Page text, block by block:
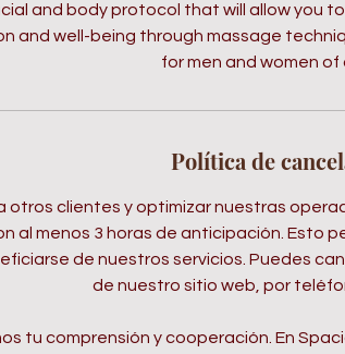
and body protocol that will allow you
and well-being through massage
for men and women of
Política de
otros clientes y optimizar nuestras
al menos 3 horas de anticipación. Esto
de nuestros servicios. Puedes
de nuestro sitio web, por
tu comprensión y cooperación. En